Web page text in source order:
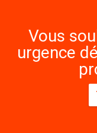
Vous
urgence